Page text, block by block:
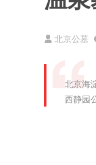
北京公墓
北京海
西静园